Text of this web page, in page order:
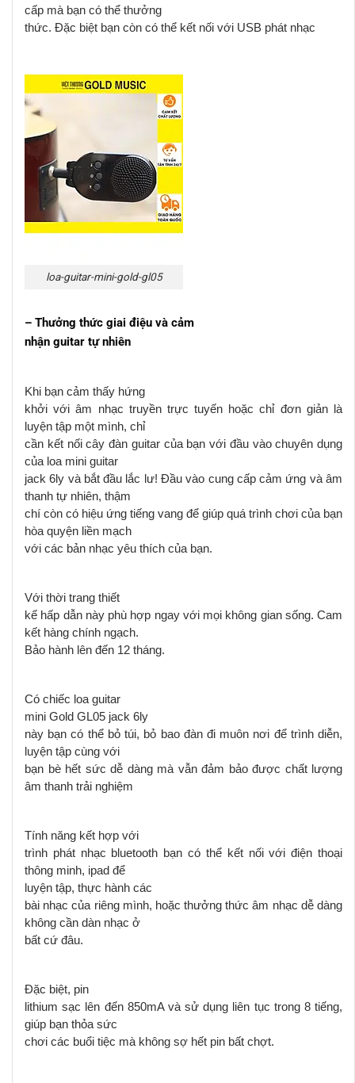
cấp mà bạn có thể thưởng
thức. Đặc biệt bạn còn có thể kết nối với USB phát nhạc
loa-guitar-mini-gold-gl05
– Thưởng thức giai điệu và cảm
nhận guitar tự nhiên
Khi bạn cảm thấy hứng
khởi với âm nhạc truyền trực tuyến hoặc chỉ đơn giản là
luyện tập một mình, chỉ
cần kết nối cây đàn guitar của bạn với đầu vào chuyên dụng
của loa mini guitar
jack 6ly và bắt đầu lắc lư! Đầu vào cung cấp cảm ứng và âm
thanh tự nhiên, thậm
chí còn có hiệu ứng tiếng vang để giúp quá trình chơi của bạn
hòa quyện liền mạch
với các bản nhạc yêu thích của bạn.
Với thời trang thiết
kế hấp dẫn này phù hợp ngay với mọi không gian sống. Cam
kết hàng chính ngạch.
Bảo hành lên đến 12 tháng.
Có chiếc loa guitar
mini Gold GL05 jack 6ly
này bạn có thể bỏ túi, bỏ bao đàn đi muôn nơi để trình diễn,
luyện tập cùng với
bạn bè hết sức dễ dàng mà vẫn đảm bảo được chất lượng
âm thanh trải nghiệm
Tính năng kết hợp với
trình phát nhạc bluetooth bạn có thể kết nối với điện thoại
thông minh, ipad để
luyện tập, thực hành các
bài nhạc của riêng mình, hoặc thưởng thức âm nhạc dễ dàng
không cần dàn nhạc ở
bất cứ đâu.
Đặc biệt, pin
lithium sạc lên đến 850mA và sử dụng liên tục trong 8 tiếng,
giúp bạn thỏa sức
chơi các buổi tiệc mà không sợ hết pin bất chợt.